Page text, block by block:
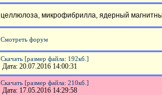
целлюлоза, микрофибрилла, ядерный
Смотреть форум
Скачать [размер файла: 192кб.]
Дата: 20.07.2016 14:00:31
Скачать [размер файла: 210кб.]
Дата: 17.05.2016 14:29:58